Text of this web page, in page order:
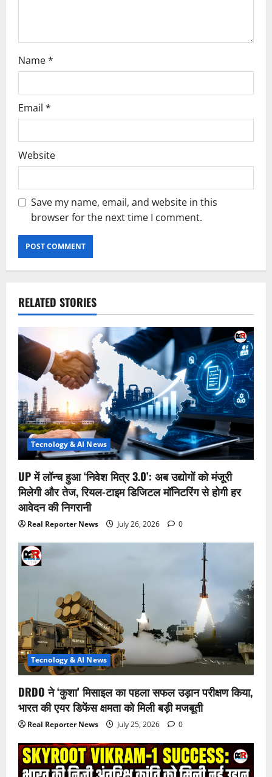
Name*
Email *
Website
Save my name, email, and website in this
browser for the next time I comment.
RELATED STORIES
Tecnology & AI News
UP में लॉन्च हुआ ‘निवेश मित्र 3.0’: अब उद्योगों को मंजूरी
मिलेगी और तेज, रियल-टाइम डिजिटल मॉनिटरिंग से होगी हर
आवेदन की निगरानी
Real Reporter News July 26, 2026 0
Tecnology & AI News
DRDO ने ‘कुशा’ मिसाइल का पहला सफल उड़ान परीक्षण किया,
भारत की एयर डिफेंस क्षमता को मिली बड़ी मजबूती
Real Reporter News July 25, 2026 0